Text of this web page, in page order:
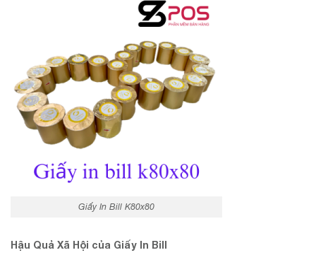
Giấy In Bill K80x80
Hậu Quả Xã Hội của Giấy In Bill